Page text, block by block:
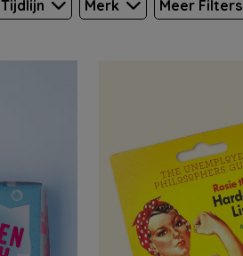
Tijdlijn Merk Meer Filters